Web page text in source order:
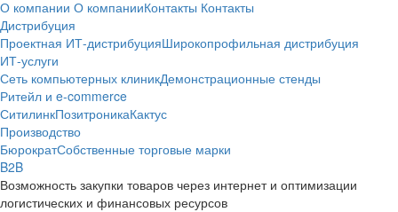
О компании О компанииКонтакты Контакты
Дистрибуция
Проектная ИТ-дистрибуцияШирокопрофильная дистрибуция
ИТ-услуги
Сеть компьютерных клиникДемонстрационные стенды
Ритейл и e-commerce
СитилинкПозитроникаКактус
Производство
БюрократСобственные торговые марки
B2B
Возможность закупки товаров через интернет и оптимизации
логистических и финансовых ресурсов